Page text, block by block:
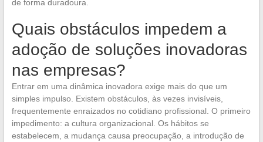
de forma duradoura.
Quais obstáculos impedem a
adoção de soluções inovadoras
nas empresas?
Entrar em uma dinâmica inovadora exige mais do que um
simples impulso. Existem obstáculos, às vezes invisíveis,
frequentemente enraizados no cotidiano profissional. O primeiro
impedimento: a cultura organizacional. Os hábitos se
estabelecem, a mudança causa preocupação, a introdução de